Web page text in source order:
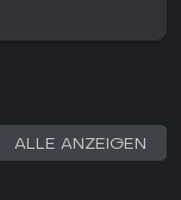
ALLE ANZEIGEN